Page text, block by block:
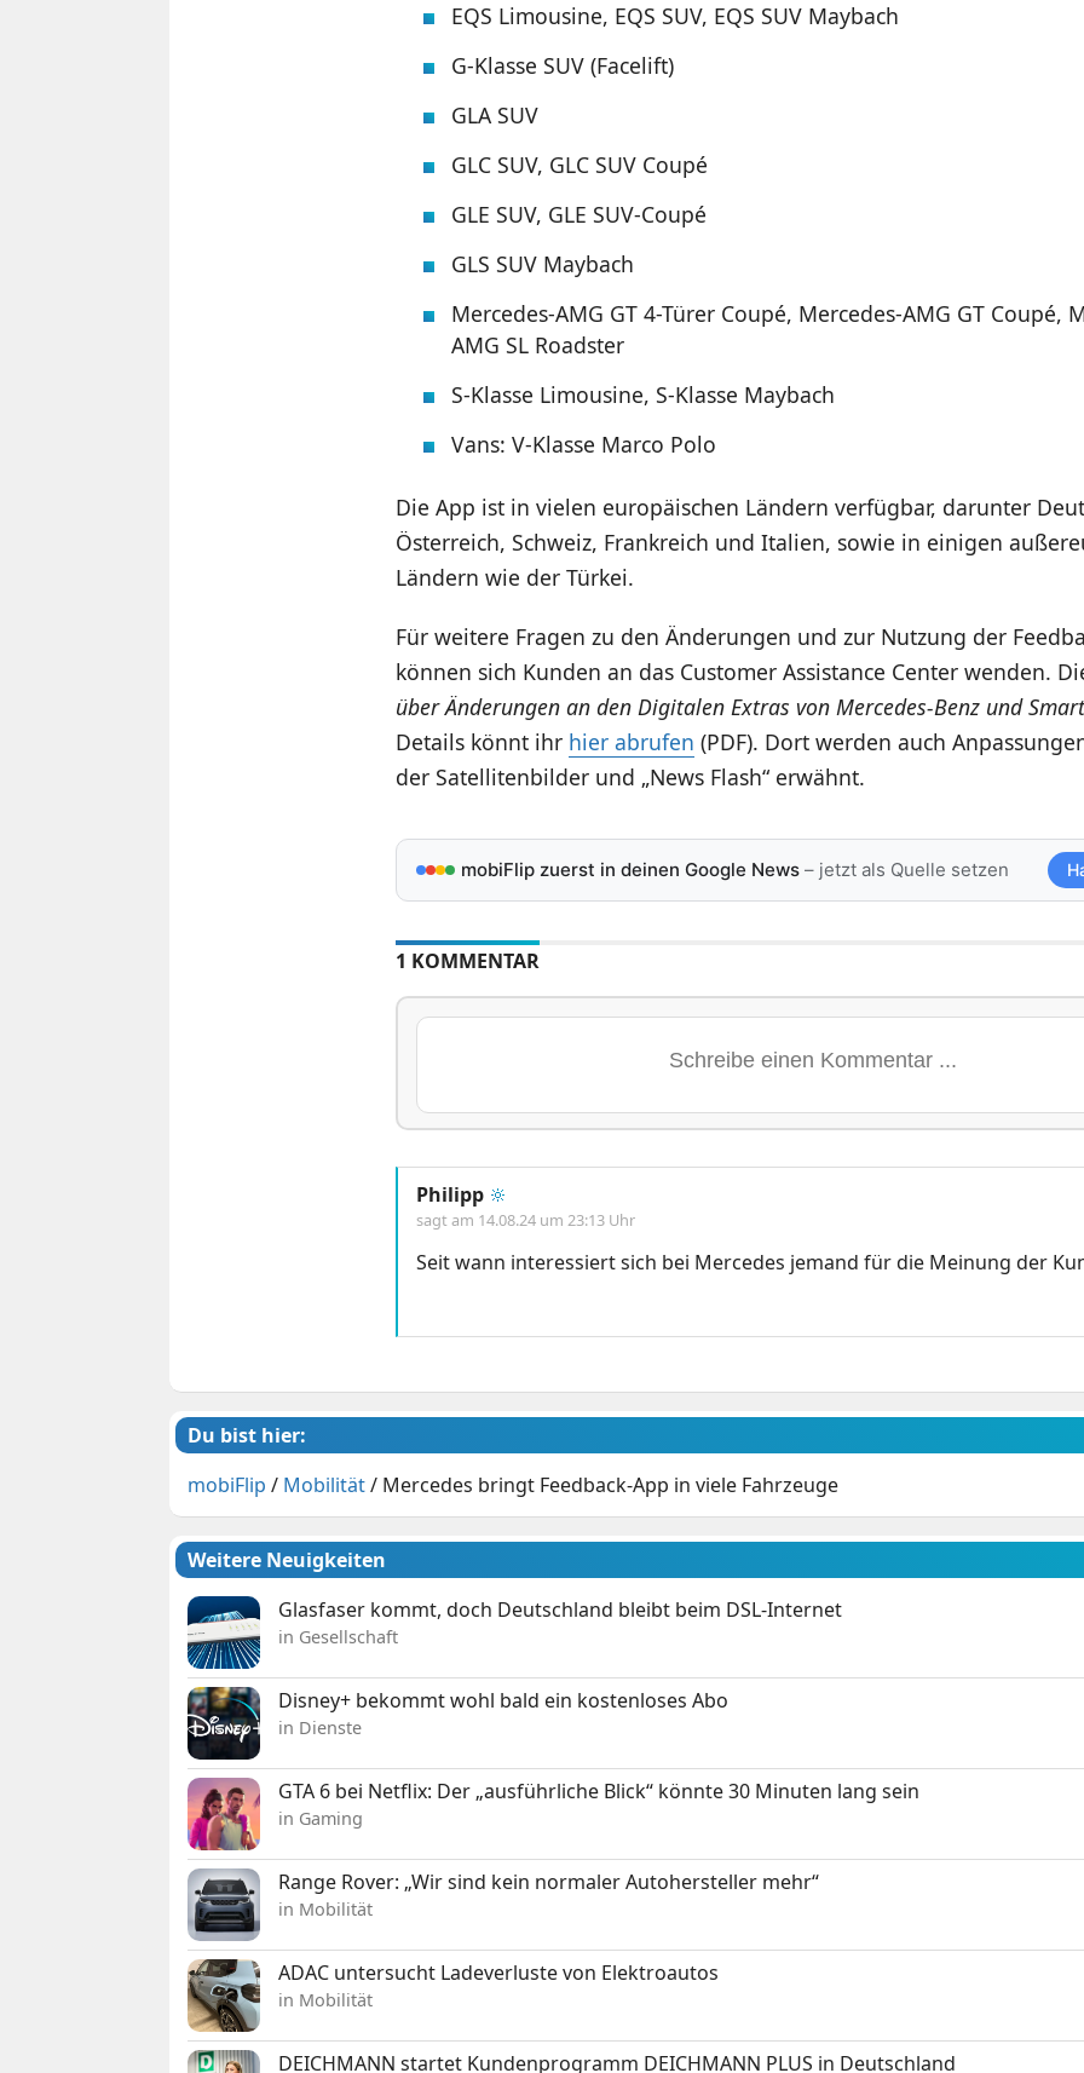
EQS Limousine, EQS SUV, EQS SUV Maybach
G-Klasse SUV (Facelift)
GLA SUV
GLC SUV, GLC SUV Coupé
GLE SUV, GLE SUV-Coupé
GLS SUV Maybach
Mercedes-AMG GT 4-Türer Coupé, Mercedes-AMG GT Coupé,
AMG SL Roadster
S-Klasse Limousine, S-Klasse Maybach
Vans: V-Klasse Marco Polo
Die App ist in vielen europäischen Ländern verfügbar, darunter
Österreich, Schweiz, Frankreich und Italien, sowie in einigen
Ländern wie der Türkei.
Für weitere Fragen zu den Änderungen und zur Nutzung der
können sich Kunden an das Customer Assistance Center wenden.
über Änderungen an den Digitalen Extras von Mercedes-Benz und Smart
Details könnt ihr hier abrufen (PDF). Dort werden auch
der Satellitenbilder und „News Flash“ erwähnt.
mobiFlip zuerst in deinen Google News– jetzt als Quelle setzen
1 KOMMENTAR
Philipp 🔆
sagt am 14.08.24 um 23:13 Uhr
Seit wann interessiert sich bei Mercedes jemand für die Meinung der
Du bist hier:
mobiFlip / Mobilität/ Mercedes bringt Feedback-App in viele Fahrzeuge
Weitere Neuigkeiten
Glasfaser kommt, doch Deutschland bleibt beim DSL-Internet
in Gesellschaft
Disney+ bekommt wohl bald ein kostenloses Abo
in Dienste
GTA 6 bei Netflix: Der „ausführliche Blick“ könnte 30 Minuten lang sein
in Gaming
Range Rover: „Wir sind kein normaler Autohersteller mehr“
in Mobilität
ADAC untersucht Ladeverluste von Elektroautos
in Mobilität
DEICHMANN startet Kundenprogramm DEICHMANN PLUS in Deutschland